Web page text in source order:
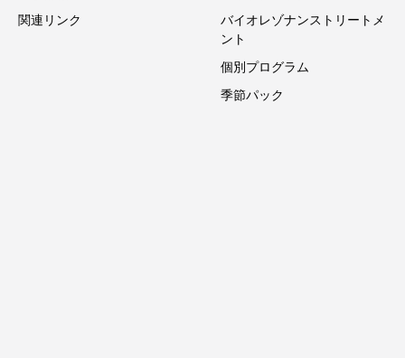
関連リンク
バイオレゾナンストリートメ
ント
個別プログラム
季節パック